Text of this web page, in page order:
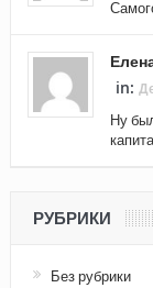
in:
Ну
РУБРИКИ
Без рубрики